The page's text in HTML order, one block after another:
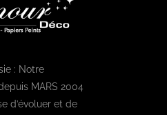
: Notre
MARS 2004
d’évoluer et de